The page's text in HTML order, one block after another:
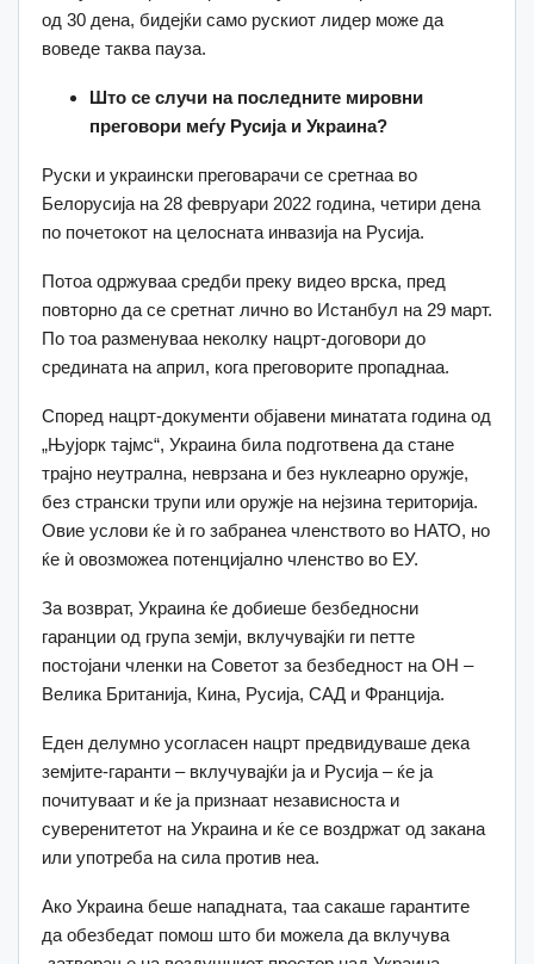
од 30 дена, бидејќи само рускиот лидер може да
воведе таква пауза.
Што се случи на последните мировни
преговори меѓу Русија и Украина?
Руски и украински преговарачи се сретнаа во
Белорусија на 28 февруари 2022 година, четири дена
по почетокот на целосната инвазија на Русија.
Потоа одржуваа средби преку видео врска, пред
повторно да се сретнат лично во Истанбул на 29 март.
По тоа разменуваа неколку нацрт-договори до
средината на април, кога преговорите пропаднаа.
Според нацрт-документи објавени минатата година од
„Њујорк тајмс“, Украина била подготвена да стане
трајно неутрална, неврзана и без нуклеарно оружје,
без странски трупи или оружје на нејзина територија.
Овие услови ќе ѝ го забранеа членството во НАТО, но
ќе ѝ овозможеа потенцијално членство во ЕУ.
За возврат, Украина ќе добиеше безбедносни
гаранции од група земји, вклучувајќи ги петте
постојани членки на Советот за безбедност на ОН –
Велика Британија, Кина, Русија, САД и Франција.
Еден делумно усогласен нацрт предвидуваше дека
земјите-гаранти – вклучувајќи ја и Русија – ќе ја
почитуваат и ќе ја признаат независноста и
суверенитетот на Украина и ќе се воздржат од закана
или употреба на сила против неа.
Ако Украина беше нападната, таа сакаше гарантите
да обезбедат помош што би можела да вклучува